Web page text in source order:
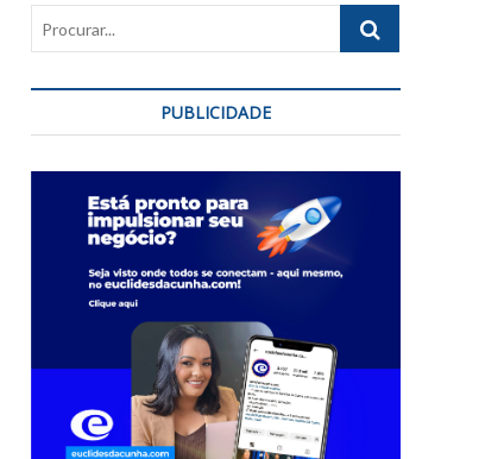
Procurar...
PUBLICIDADE